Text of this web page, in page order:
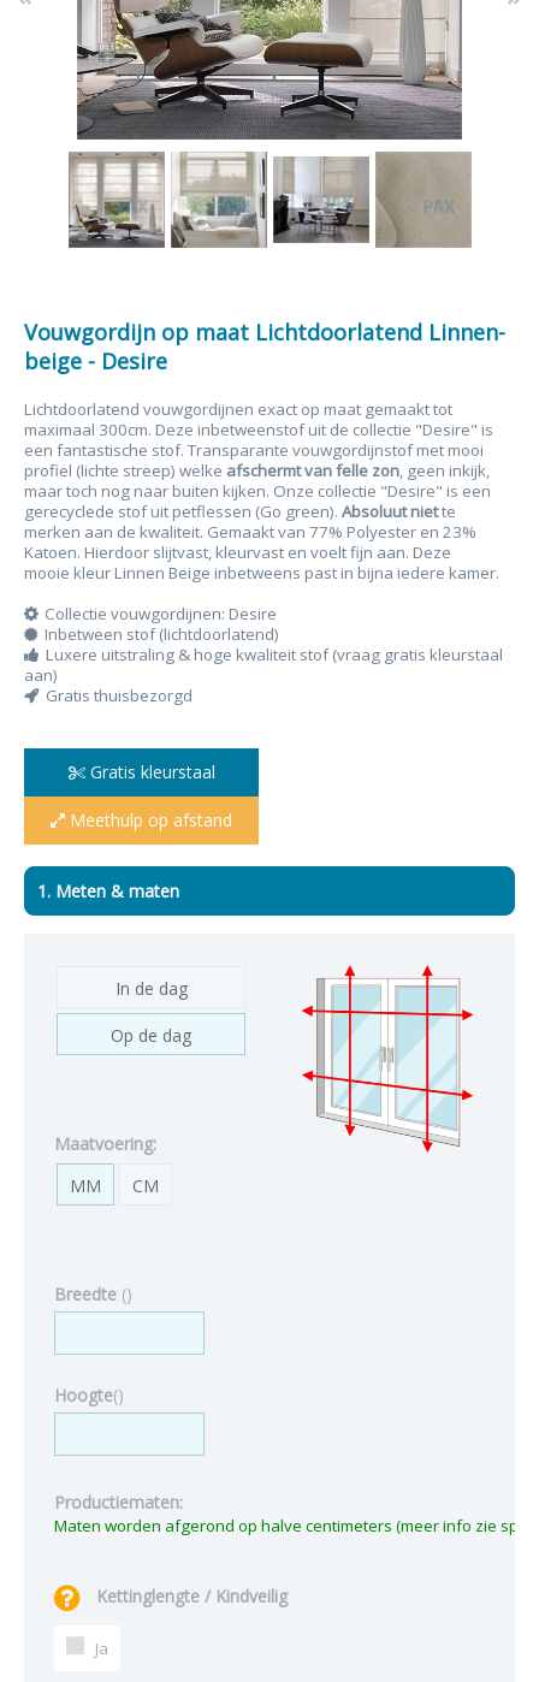
Vouwgordijn op maat Lichtdoorlatend Linnen-
beige - Desire
Lichtdoorlatend vouwgordijnen exact op maat gemaakt tot
maximaal 300cm. Deze inbetweenstof uit de collectie "Desire" is
een fantastische stof. Transparante vouwgordijnstof met mooi
profiel (lichte streep) welke afschermt vanfelle zon, geen inkijk,
maar toch nog naar buiten kijken. Onze collectie "Desire" is een
gerecyclede stof uit petflessen (Go green). Absoluut niette
merken aan de kwaliteit. Gemaakt van 77% Polyester en 23%
Katoen. Hierdoor slijtvast, kleurvast en voelt fijn aan. Deze
mooie kleur Linnen Beige inbetweens past in bijna iedere kamer.
Collectie vouwgordijnen: Desire
Inbetween stof (lichtdoorlatend)
Luxere uitstraling & hoge kwaliteit stof (vraag gratis kleurstaal
aan)
Gratis thuisbezorgd
Gratis kleurstaal
Meethulp op afstand
1. Meten & maten
In de dag
Op de dag
Maatvoering:
MM
CM
Breedte ()
Hoogte()
Productiematen:
Kettinglengte / Kindveilig
Ja